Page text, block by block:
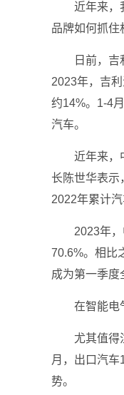
近年来，
品牌如何抓住
日前，
2023年，吉
约14%。1-4
汽车。
近年来，
长陈世华表示
2022年累计
2023年
70.6%。相比
成为第一季度
在智能电
尤其值得
月，出口汽
势。